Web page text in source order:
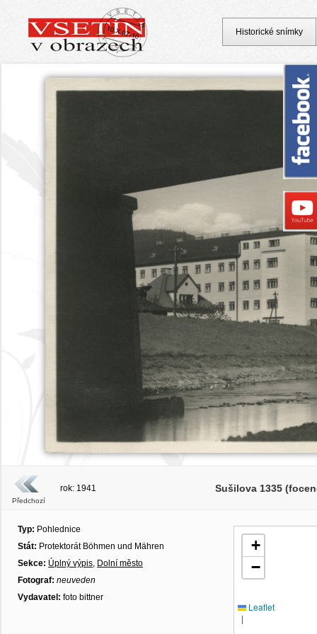
Předchozí
rok: 1941 Sušilova 1335
Typ: Pohlednice
Stát: Protektorát Böhmen und Mähren
Sekce: Úplný výpis, Dolní město
Fotograf: neuveden
Vydavatel: foto bittner
+
−
Leaflet
|
Historické snímky